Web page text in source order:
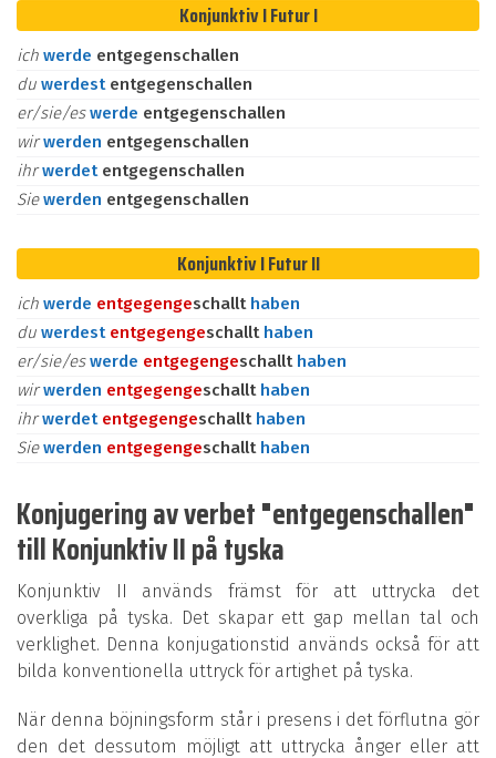
Konjunktiv I Futur I
ich werde entgegenschallen
du werdest entgegenschallen
er/sie/eswerde entgegenschallen
wirwerden entgegenschallen
ihrwerdet entgegenschallen
Siewerden entgegenschallen
Konjunktiv I Futur II
ich werde entgegengeschallt haben
du werdest entgegengeschallt haben
er/sie/eswerde entgegengeschallt haben
wirwerden entgegengeschallt haben
ihrwerdet entgegengeschallt haben
Siewerden entgegengeschallt haben
Konjugering av verbet "entgegenschallen"
till Konjunktiv II på tyska
Konjunktiv II används främst för att uttrycka det
overkliga på tyska. Det skapar ett gap mellan tal och
verklighet. Denna konjugationstid används också för att
bilda konventionella uttryck för artighet på tyska.
När denna böjningsform står i presens i det förflutna gör
den det dessutom möjligt att uttrycka ånger eller att